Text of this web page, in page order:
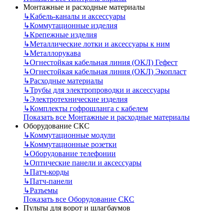
Монтажные и расходные материалы
↳Кабель-каналы и аксессуары
↳Коммутационные изделия
↳Крепежные изделия
↳Металлические лотки и аксессуары к ним
↳Металлорукава
↳Огнестойкая кабельная линия (ОКЛ) Гефест
↳Огнестойкая кабельная линия (ОКЛ) Экопласт
↳Расходные материалы
↳Трубы для электропроводки и аксессуары
↳Электротехнические изделия
↳Комплекты гофрошланга с кабелем
Показать все Монтажные и расходные материалы
Оборудование СКС
↳Коммутационные модули
↳Коммутационные розетки
↳Оборудование телефонии
↳Оптические панели и аксессуары
↳Патч-корды
↳Патч-панели
↳Разъемы
Показать все Оборудование СКС
Пульты для ворот и шлагбаумов